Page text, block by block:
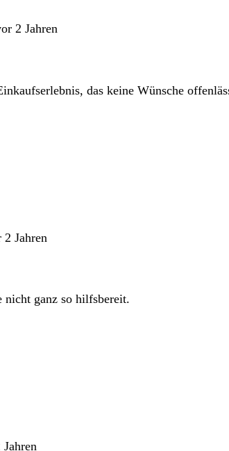
2 Jahren
das keine Wünsche
2 Jahren
nicht ganz so hilfsbereit.